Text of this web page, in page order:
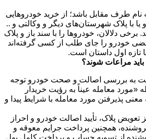
مقابل باشد؛ از خرید خودروهایی
شهرستان‌های دیگر و وکالتی و ..
خودروها را با سند باز و پلاک
را جای طلب از کسی گرفته‌اند
داستان است.
شوند؟
اصالت و صحت خودرو توجه
معامله عیناً به رؤیت خریدار
مورد معامله با شرایط پیدا و
تأیید اصالت خودرو و احراز
همچنین پرداخت جرایم معوقه و